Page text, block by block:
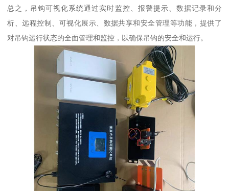
总之，吊钩可视化系统通过实时监控、报警提示、数据记录和分
析、远程控制、可视化展示、数据共享和安全管理等功能，提供了
对吊钩运行状态的全面管理和监控，以确保吊钩的安全和运行。